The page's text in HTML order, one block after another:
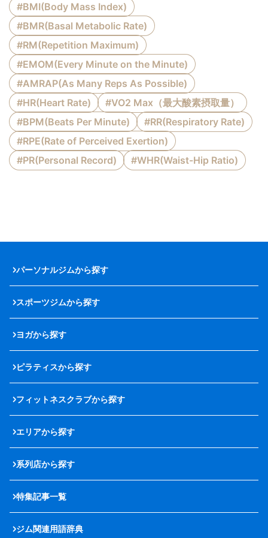
#BMI(Body Mass Index)
#BMR(Basal Metabolic Rate)
#RM(Repetition Maximum)
#EMOM(Every Minute on the Minute)
#AMRAP(As Many Reps As Possible)
#HR(Heart Rate)
#VO2 Max（最大酸素摂取量）
#BPM(Beats Per Minute)
#RR(Respiratory Rate)
#RPE(Rate of Perceived Exertion)
#PR(Personal Record)
#WHR(Waist-Hip Ratio)
パーソナルジムから探す
スポーツジムから探す
ヨガから探す
ピラティスから探す
フィットネスクラブから探す
エリアから探す
系列店から探す
特集記事一覧
ジム関連用語辞典